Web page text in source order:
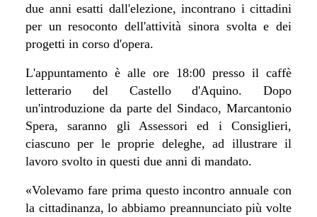
due anni esatti dall'elezione, incontrano i cittadini
per un resoconto dell'attività sinora svolta e dei
progetti in corso d'opera.
L'appuntamento è alle ore 18:00 presso il caffè
letterario del Castello d'Aquino. Dopo
un'introduzione da parte del Sindaco, Marcantonio
Spera, saranno gli Assessori ed i Consiglieri,
ciascuno per le proprie deleghe, ad illustrare il
lavoro svolto in questi due anni di mandato.
«Volevamo fare prima questo incontro annuale con
la cittadinanza, lo abbiamo preannunciato più volte